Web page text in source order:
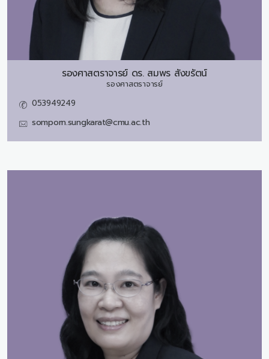
รองศาสตราจารย์ ดร. สมพร สังขรัตน์
รองศาสตราจารย์
053949249
somporn.sungkarat@cmu.ac.th